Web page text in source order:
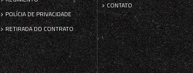
POLÍCIA DE PRIVACIDADE
RETIRADA DO CONTRATO
CONTATO